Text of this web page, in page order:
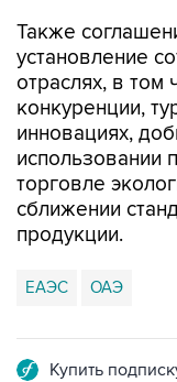
Также
установление
отраслях, в том
конкуренции,
инновациях,
использовании
торговле
сближении
продукции.
ЕАЭС ОАЭ
Купить